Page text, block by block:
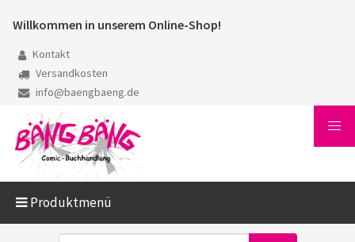
Willkommen in unserem Online-Shop!
Kontakt
Versandkosten
info@baengbaeng.de
Produktmenü